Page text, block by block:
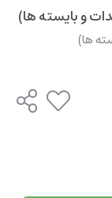
و بایسته ها)
ها)